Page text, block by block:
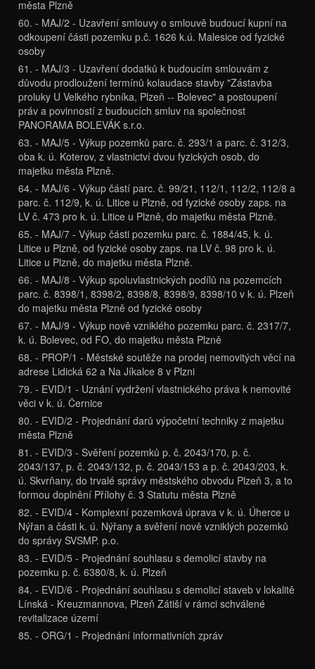
města Plzně
60. - MAJ/2 - Uzavření smlouvy o smlouvě budoucí kupní na
odkoupení části pozemku p.č. 1626 k.ú. Malesice od fyzické
osoby
61. - MAJ/3 - Uzavření dodatků k budoucím smlouvám z
důvodu prodloužení termínů kolaudace stavby "Zástavba
proluky U Velkého rybníka, Plzeň -- Bolevec" a postoupení
práv a povinností z budoucích smluv na společnost
PANORAMA BOLEVÁK s.r.o.
63. - MAJ/5 - Výkup pozemků parc. č. 293/1 a parc. č. 312/3,
oba k. ú. Koterov, z vlastnictví dvou fyzických osob, do
majetku města Plzně.
64. - MAJ/6 - Výkup částí parc. č. 99/21, 112/1, 112/2, 112/8 a
parc. č. 112/9, k. ú. Litice u Plzně, od fyzické osoby zaps. na
LV č. 473 pro k. ú. Litice u Plzně, do majetku města Plzně.
65. - MAJ/7 - Výkup části pozemku parc. č. 1884/45, k. ú.
Litice u Plzně, od fyzické osoby zaps. na LV č. 98 pro k. ú.
Litice u Plzně, do majetku města Plzně.
66. - MAJ/8 - Výkup spoluvlastnických podílů na pozemcích
parc. č. 8398/1, 8398/2, 8398/8, 8398/9, 8398/10 v k. ú. Plzeň
do majetku města Plzně od fyzické osoby
67. - MAJ/9 - Výkup nově vzniklého pozemku parc. č. 2317/7,
k. ú. Bolevec, od FO, do majetku města Plzně
68. - PROP/1 - Městské soutěže na prodej nemovitých věcí na
adrese Lidická 62 a Na Jíkalce 8 v Plzni
79. - EVID/1 - Uznání vydržení vlastnického práva k nemovité
věci v k. ú. Černice
80. - EVID/2 - Projednání darů výpočetní techniky z majetku
města Plzně
81. - EVID/3 - Svěření pozemků p. č. 2043/170, p. č.
2043/137, p. č. 2043/132, p. č. 2043/153 a p. č. 2043/203, k.
ú. Skvrňany, do trvalé správy městského obvodu Plzeň 3, a to
formou doplnění Přílohy č. 3 Statutu města Plzně
82. - EVID/4 - Komplexní pozemková úprava v k. ú. Úherce u
Nýřan a části k. ú. Nýřany a svěření nově vzniklých pozemků
do správy SVSMP. p.o.
83. - EVID/5 - Projednání souhlasu s demolicí stavby na
pozemku p. č. 6380/8, k. ú. Plzeň
84. - EVID/6 - Projednání souhlasu s demolicí staveb v lokalitě
Línská - Kreuzmannova, Plzeň Zátiší v rámci schválené
revitalizace území
85. - ORG/1 - Projednání informativních zpráv